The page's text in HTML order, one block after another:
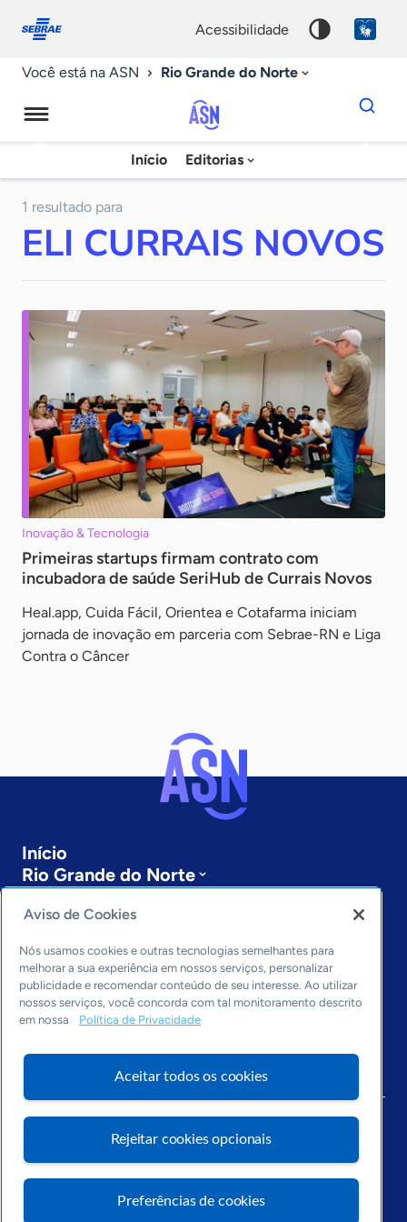
conosco
acessibilidade
Você está na ASN Rio Grande do Norte
Agência
Sebrae
Notícias
Início Editorias
Dados
para
chave
1 resultado para
ELI CURRAIS NOVOS
Inovação & Tecnologia
Primeiras startups firmam contrato com
incubadora de saúde SeriHub de Currais Novos
Heal.app, Cuida Fácil, Orientea e Cotafarma iniciam
jornada de inovação em parceria com Sebrae-RN e Liga
Contra o Câncer
Início
Rio Grande do Norte
Últimas notícias
Entre em contato
Editorias
Economia & Política
Inovação & Tecnologia
Dados
Visite o Portal Sebrae
Aviso de Cookies
Nós usamos cookies e outras tecnologias semelhantes para
melhorar a sua experiência em nossos serviços, personalizar
publicidade e recomendar conteúdo de seu interesse. Ao utilizar
nossos serviços, você concorda com tal monitoramento descrito
em nossa
Política de Privacidade
Aceitar todos os cookies
Rejeitar cookies opcionais
Preferências de cookies